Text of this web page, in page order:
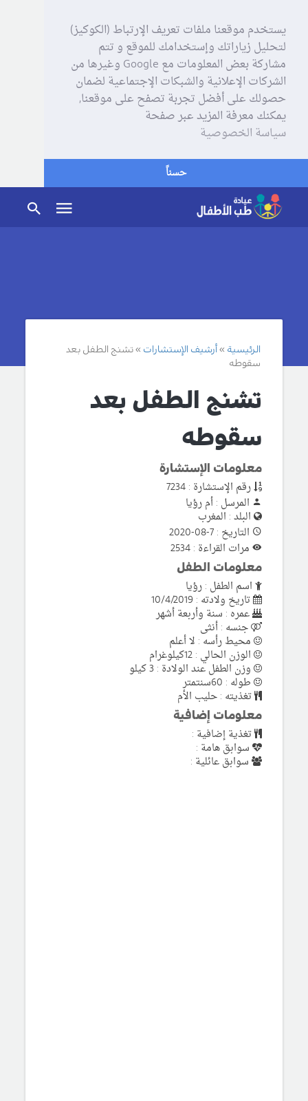
يستخدم موقعنا ملفات تعريف الإرتباط (الكوكيز)
لتحليل زياراتك وإستخدامك للموقع و تتم
مشاركة بعض المعلومات مع Google وغيرها من
الشركات الإعلانية والشبكات الإجتماعية لضمان
حصولك على أفضل تجربة تصفح على موقعنا,
يمكنك معرفة المزيد عبر صفحة
سياسة الخصوصية
حسناً
الرئيسية أرشيف الإستشارات
تشنج الطفل بعد
سقوطه
تشنج الطفل بعد
سقوطه
معلومات الإستشارة
رقم الإستشارة : 7234
المرسل : أم رؤيا
البلد : المغرب
التاريخ : 7-08-2020
مرات القراءة : 2534
معلومات الطفل
اسم الطفل : رؤيا
تاريخ ولادته : 10/4/2019
عمره : سنة وأربعة أشهر
جنسه : أنثى
محيط رأسه : لا أعلم
الوزن الحالي : 12كيلوغرام
وزن الطفل عند الولادة : 3 كيلو
طوله : 60سنتمتر
تغذيته : حليب الأم
معلومات إضافية
تغذية إضافية :
سوابق هامة :
سوابق عائلية :